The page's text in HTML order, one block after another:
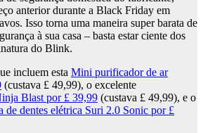
anterior durante a Black Friday em
Isso torna uma maneira super barata de
à sua casa – basta estar ciente dos
do Blink.
incluem esta Mini purificador de ar
(custava £ 49,99), o excelente
Blast por £ 39,99 (custava £ 49,99), e o
de dentes elétrica Suri 2.0 Sonic por £